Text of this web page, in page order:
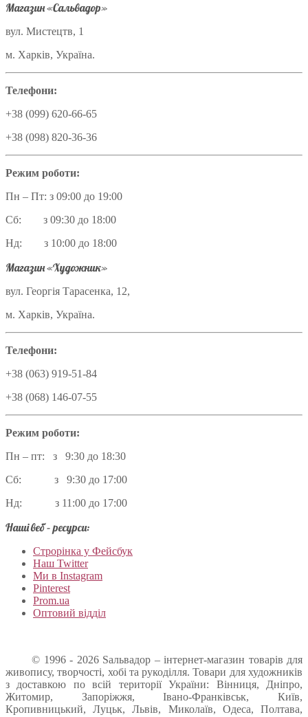
Магазин «Сальвадор»
вул. Мистецтв, 1
м. Харків, Україна.
Телефони:
+38 (099) 620-66-65
+38 (098) 820-36-36
Режим роботи:
Пн – Пт: з 09:00 до 19:00
Сб: з 09:30 до 18:00
Нд: з 10:00 до 18:00
Магазин «Художник»
вул. Георгія Тарасенка, 12,
м. Харків, Україна.
Телефони:
+38 (063) 919-51-84
+38 (068) 146-07-55
Режим роботи:
Пн – пт: з 9:30 до 18:30
Сб: з 9:30 до 17:00
Нд: з 11:00 до 17:00
Наші веб – ресурси:
Строрінка у Фейсбук
Наш Twitter
Ми в Instagram
Pinterest
Prom.ua
Оптовий відділ
© 1996 - 2026 Sальвадор – інтернет-магазин товарів для
живопису, творчості, хобі та рукоділля. Товари для художників
з доставкою по всій території України: Вінниця, Дніпро,
Житомир, Запоріжжя, Івано-Франківськ, Київ,
Кропивницький, Луцьк, Львів, Миколаїв, Одеса, Полтава,